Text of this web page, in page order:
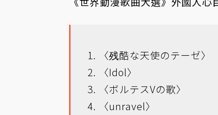
1. 〈残酷な天使のテーゼ〉
2. 〈Idol〉
3. 〈ボルテスVの歌〉
4. 〈unravel〉